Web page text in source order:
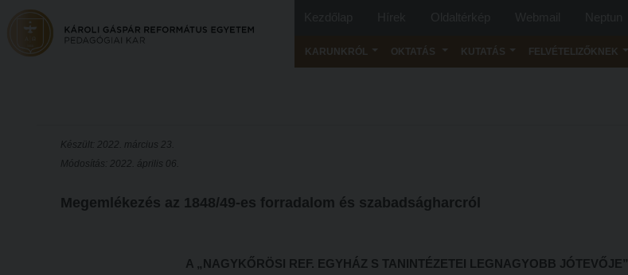
KARUNKRÓL OKTATÁS KUTATÁS FELVÉTELIZŐKNEK
Készült: 2022. március 23.
Módosítás: 2022. április 06.
Megemlékezés az 1848/49-es forradalom és szabadságharcról
A „NAGYKŐRÖSI REF. EGYHÁZ S TANINTÉZETEI LEGNAGYOBB JÓTEVŐJE”